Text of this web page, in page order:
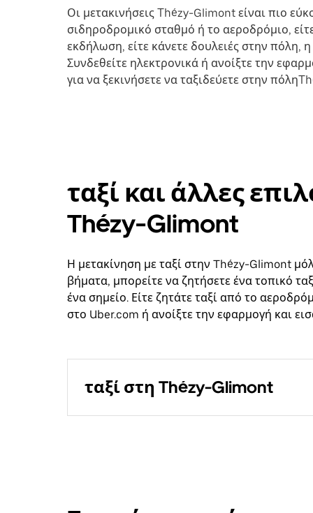
Οι μετακινήσεις Thézy-Glimont είναι πιο
σιδηροδρομικό σταθμό ή το αεροδρόμιο,
εκδήλωση, είτε κάνετε δουλειές στην
Συνδεθείτε ηλεκτρονικά ή ανοίξτε την
για να ξεκινήσετε να ταξιδεύετε στην
ταξί και άλλες
Thézy-Glimont
Η μετακίνηση με ταξί στην Thézy-Glimont
βήματα, μπορείτε να ζητήσετε ένα τοπικό
ένα σημείο. Είτε ζητάτε ταξί από το
στο Uber.com ή ανοίξτε την εφαρμογή και
ταξί στη Thézy-Glimont